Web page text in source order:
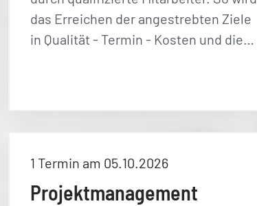
das Erreichen der angestrebten Ziele
in Qualität - Termin - Kosten und die…
1 Termin am 05.10.2026
Projektmanagement